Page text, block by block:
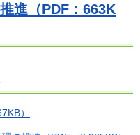
進（PDF：663K
）